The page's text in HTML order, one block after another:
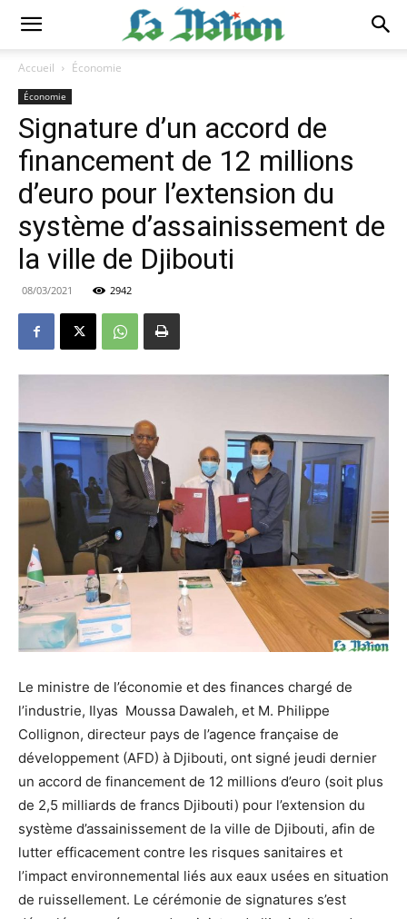
Accueil Économie
Économie
Signature d’un accord de
financement de 12 millions
d’euro pour l’extension du
système d’assainissement de
la ville de Djibouti
08/03/2021 2942
Le ministre de l’économie et des finances chargé de
l’industrie, Ilyas Moussa Dawaleh, et M. Philippe
Collignon, directeur pays de l’agence française de
développement (AFD) à Djibouti, ont signé jeudi dernier
un accord de financement de 12 millions d’euro (soit plus
de 2,5 milliards de francs Djibouti) pour l’extension du
système d’assainissement de la ville de Djibouti, afin de
lutter efficacement contre les risques sanitaires et
l’impact environnemental liés aux eaux usées en situation
de ruissellement. Le cérémonie de signatures s’est